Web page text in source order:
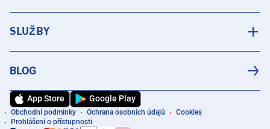
SLUŽBY
BLOG
App Store Google Play
Obchodní podmínky Ochrana osobních údajů
Cookies
Prohlášení o přístupnosti